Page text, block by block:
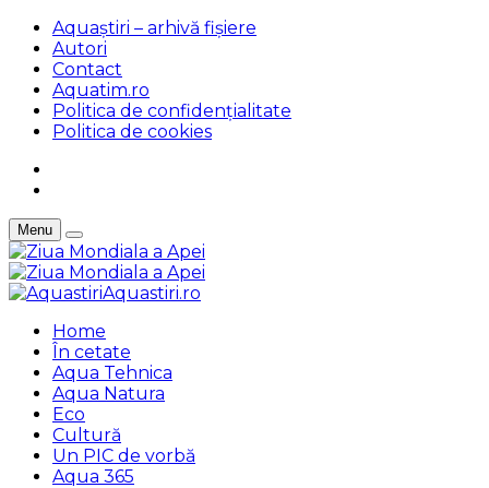
Aquaștiri – arhivă fișiere
Autori
Contact
Aquatim.ro
Politica de confidențialitate
Politica de cookies
Menu
Aquastiri.ro
Home
În cetate
Aqua Tehnica
Aqua Natura
Eco
Cultură
Un PIC de vorbă
Aqua 365